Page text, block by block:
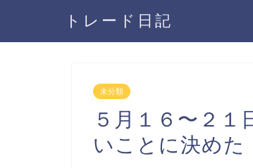
トレード日記
未分類
５月１６〜２
いことに決めた